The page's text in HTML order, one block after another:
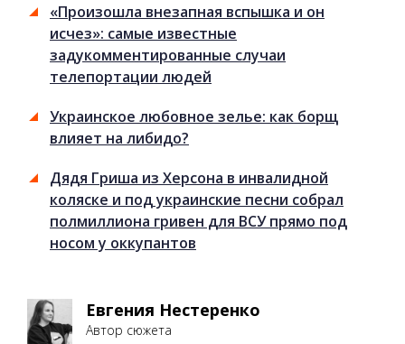
«Произошла внезапная вспышка и он
исчез»: самые известные
задукомментированные случаи
телепортации людей
Украинское любовное зелье: как борщ
влияет на либидо?
Дядя Гриша из Херсона в инвалидной
коляске и под украинские песни собрал
полмиллиона гривен для ВСУ прямо под
носом у оккупантов
Евгения Нестеренко
Автор сюжета